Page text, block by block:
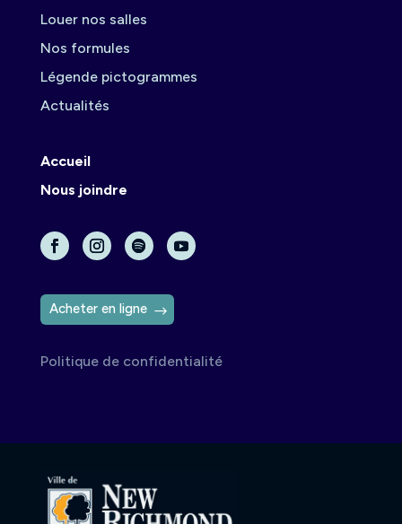
Louer nos salles
Nos formules
Légende pictogrammes
Actualités
Accueil
Nous joindre
Acheter en ligne
Politique de confidentialité